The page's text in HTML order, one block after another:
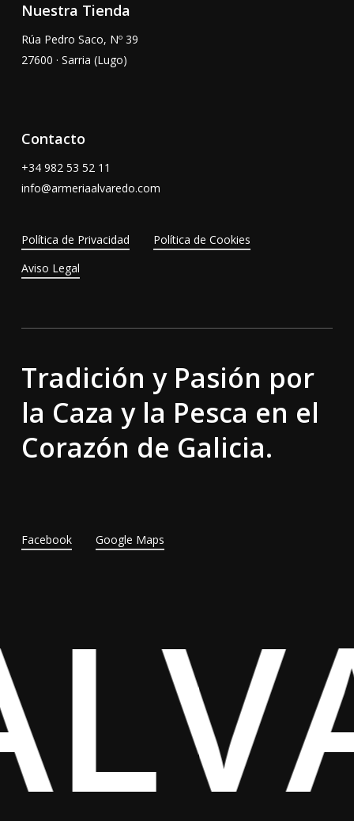
Nuestra Tienda
Rúa Pedro Saco, Nº 39
27600 · Sarria (Lugo)
Contacto
+34 982 53 52 11
info@armeriaalvaredo.com
Política de Privacidad
Política de Cookies
Aviso Legal
Tradición y Pasión por
la Caza y la Pesca en el
Corazón de Galicia.
Facebook Google Maps